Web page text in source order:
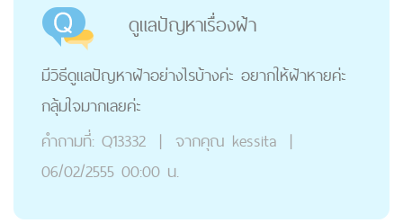
ดูแลปัญหาเรื่องฝ้า
มีวิธีดูแลปัญหาฝ้าอย่างไรบ้างค่ะ อยากให้ฝ้าหายค่ะ
กลุ้มใจมากเลยค่ะ
คำถามที่: Q13332 | จากคุณ kessita |
06/02/2555 00:00 น.